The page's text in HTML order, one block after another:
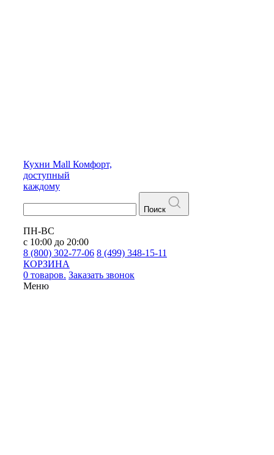
Кухни Mall Комфорт,
доступный
каждому
Поиск
ПН-ВС
с 10:00 до 20:00
8 (800) 302-77-06 8 (499) 348-15-11
КОРЗИНА
0 товаров. Заказать звонок
Меню